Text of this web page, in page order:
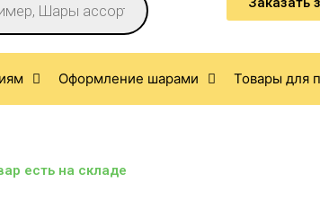
Оформление шарами Товары для
есть на складе